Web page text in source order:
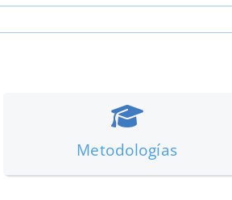
Metodologías